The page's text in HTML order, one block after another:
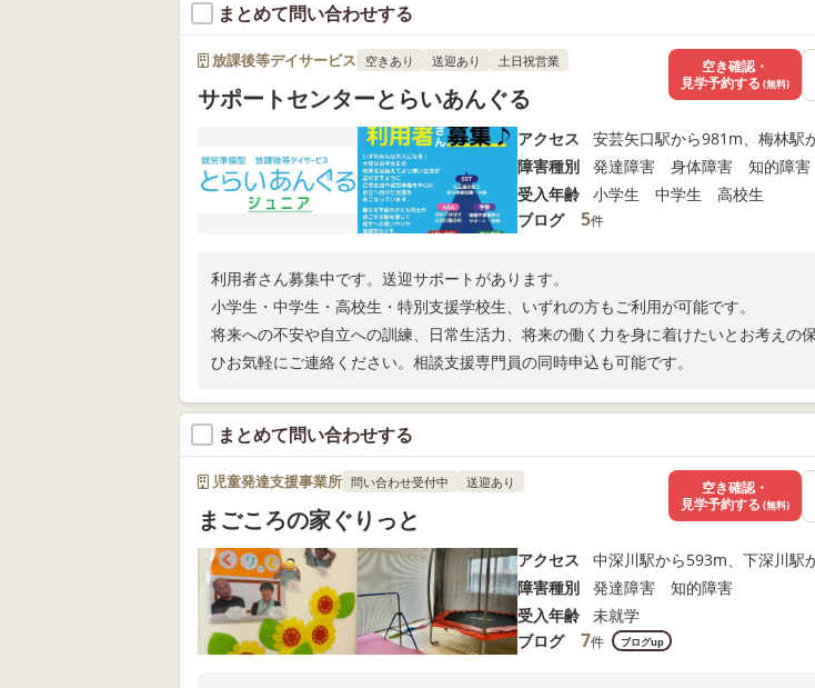
まとめて問い合わせする
放課後等デイサービス 空きあり 送迎あり 土日祝営業
サポートセンターとらいあんぐる
アクセス
安芸矢口駅から981m、梅林駅
障害種別
発達障害 身体障害 知的障害
受入年齢
小学生 中学生 高校生
ブログ
5件
利用者さん募集中です。送迎サポートがあります。
小学生・中学生・高校生・特別支援学校生、いずれの方もご利用が可能です。
将来への不安や自立への訓練、日常生活力、将来の働く力を身に着けたいとお考えの
ひお気軽にご連絡ください。相談支援専門員の同時申込も可能です。
空き確認・
見学予約する (無料)
まとめて問い合わせする
児童発達支援事業所 問い合わせ受付中 送迎あり
まごころの家ぐりっと
アクセス
中深川駅から593m、下深川駅
障害種別
発達障害 知的障害
受入年齢
未就学
ブログ
7件 ブログup
空き確認・
見学予約する (無料)